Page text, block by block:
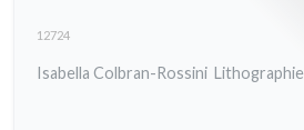
12724
Isabella Colbran-Rossini Lithographie